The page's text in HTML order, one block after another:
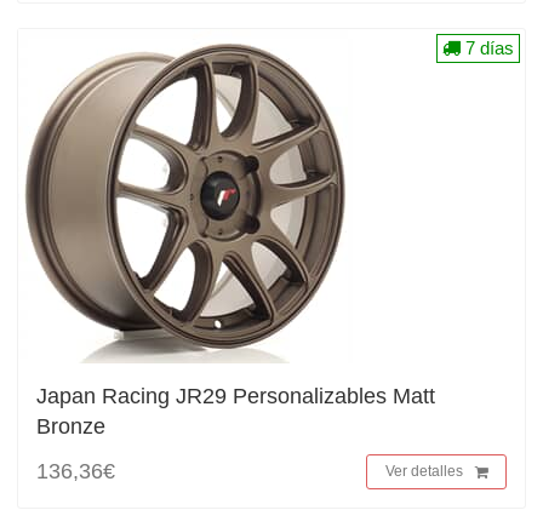
Japan Racing JR29 Personalizables Matt
Bronze
136,36€
Ver detalles
7 días